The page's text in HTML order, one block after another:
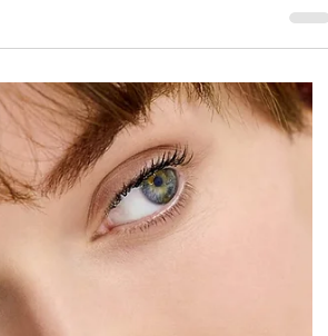
Gattoni S. Domodossola
di lettura: 3 min
per prepararsi alla prova
iniziare